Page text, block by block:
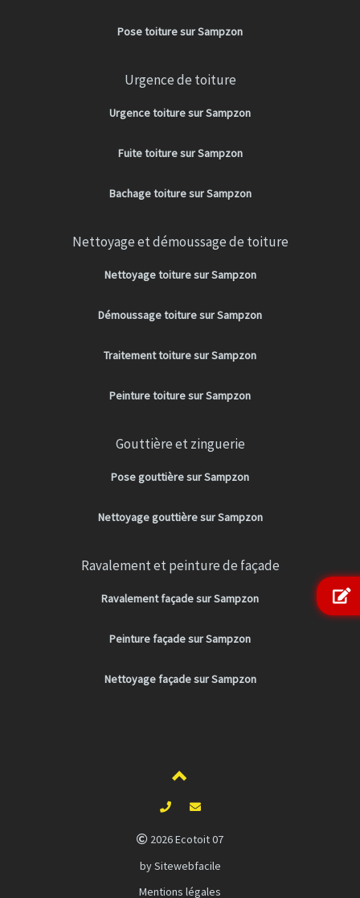
Pose toiture sur Sampzon
Urgence de toiture
Urgence toiture sur Sampzon
Fuite toiture sur Sampzon
Bachage toiture sur Sampzon
Nettoyage et démoussage de toiture
Nettoyage toiture sur Sampzon
Démoussage toiture sur Sampzon
Traitement toiture sur Sampzon
Peinture toiture sur Sampzon
Gouttière et zinguerie
Pose gouttière sur Sampzon
Nettoyage gouttière sur Sampzon
Ravalement et peinture de façade
Ravalement façade sur Sampzon
Peinture façade sur Sampzon
Nettoyage façade sur Sampzon
2026 Ecotoit 07
by Sitewebfacile
Mentions légales